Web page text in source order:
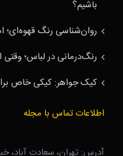
باشیم؟
روان‌شناسی رنگ
رنگ‌درمانی در لباس؛
کیک جواهر: کیکی خاص برای تولد ۶۲ سالگی
اطلاعات تماس با مجله
آدرس: تهران، سعادت آباد،